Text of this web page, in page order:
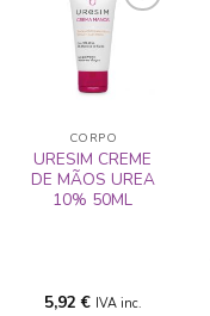
ADICIONAR
A LISTA DE
CORPO
URESIM CREME
DE MÃOS UREA
10% 50ML
5,92€ IVA inc.